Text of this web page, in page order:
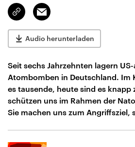
Link
kopieren/teilen
Email
Audio herunterladen
Seit sechs Jahrzehnten lagern
Atombomben in Deutschland. Im
es tausende, heute sind es knapp
schützen uns im Rahmen der
Sie machen uns zum Angriffsziel,